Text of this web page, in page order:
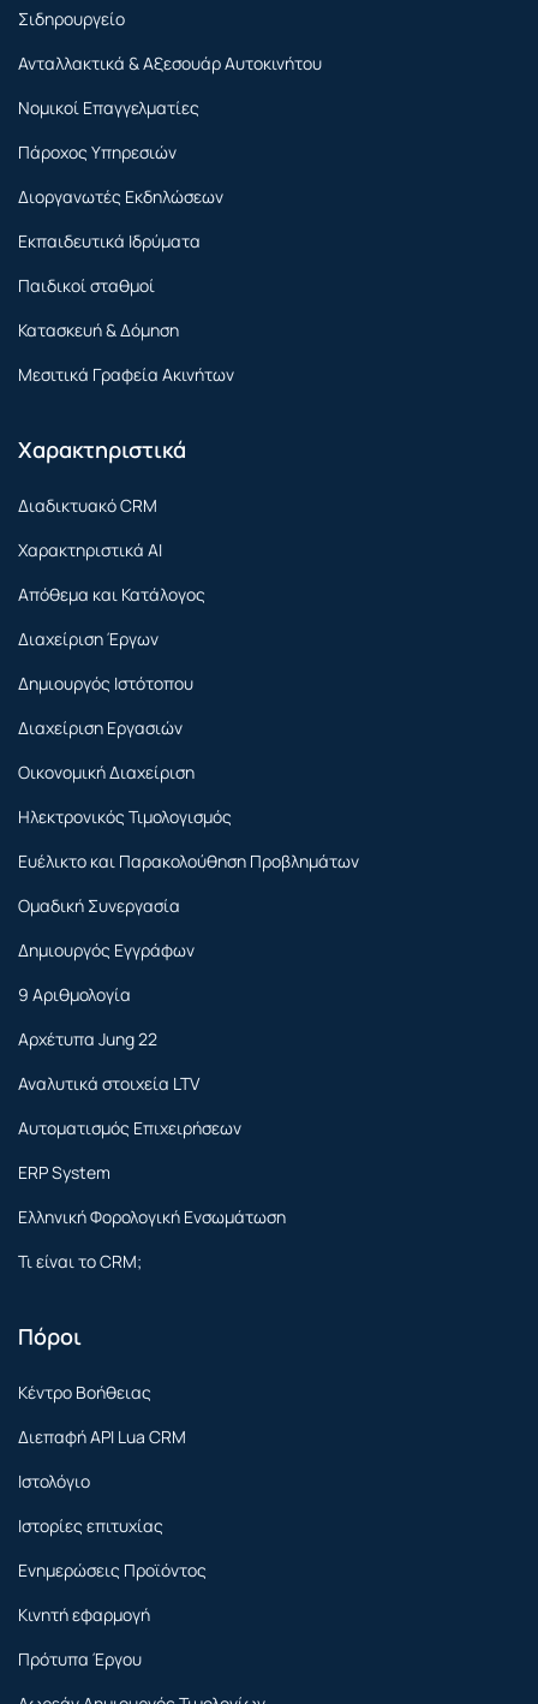
Σιδηρουργείο
Ανταλλακτικά & Αξεσουάρ Αυτοκινήτου
Νομικοί Επαγγελματίες
Πάροχος Υπηρεσιών
Διοργανωτές Εκδηλώσεων
Εκπαιδευτικά Ιδρύματα
Παιδικοί σταθμοί
Κατασκευή & Δόμηση
Μεσιτικά Γραφεία Ακινήτων
Χαρακτηριστικά
Διαδικτυακό CRM
Χαρακτηριστικά AI
Απόθεμα και Κατάλογος
Διαχείριση Έργων
Δημιουργός Ιστότοπου
Διαχείριση Εργασιών
Οικονομική Διαχείριση
Ηλεκτρονικός Τιμολογισμός
Ευέλικτο και Παρακολούθηση Προβλημάτων
Ομαδική Συνεργασία
Δημιουργός Εγγράφων
9 Αριθμολογία
Αρχέτυπα Jung 22
Αναλυτικά στοιχεία LTV
Αυτοματισμός Επιχειρήσεων
ERP System
Ελληνική Φορολογική Ενσωμάτωση
Τι είναι το CRM;
Πόροι
Κέντρο Βοήθειας
Διεπαφή API Lua CRM
Ιστολόγιο
Ιστορίες επιτυχίας
Ενημερώσεις Προϊόντος
Κινητή εφαρμογή
Πρότυπα Έργου